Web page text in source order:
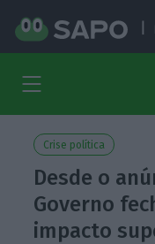
Crise política
Desde o
Governo
impacto